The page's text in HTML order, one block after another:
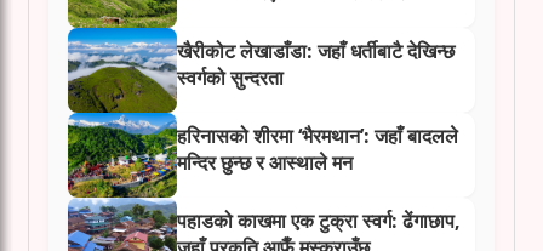
खैरीकोट लेखाडाँडा: जहाँ धर्तीबाटै देखिन्छ
स्वर्गको सुन्दरता
हरिनासको शीरमा ‘भैरमथान’: जहाँ बादलले
मन्दिर छुन्छ र आस्थाले मन
पहाडको काखमा एक टुक्रा स्वर्ग: ढेंगाछाप,